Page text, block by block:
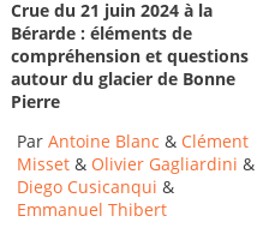
Crue du 21 juin 2024 à la
Bérarde : éléments de
compréhension et questions
autour du glacier de Bonne
Pierre
ParAntoine Blanc & Clément
Misset & Olivier Gagliardini &
Diego Cusicanqui &
Emmanuel Thibert